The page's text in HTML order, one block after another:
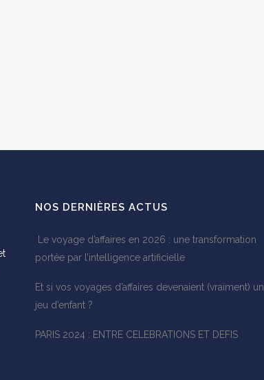
NOS DERNIÈRES ACTUS
Le voyage d’affaires en 2026 : une transformation
portée par l’intelligence artificielle
Et si vos voyages d’affaires devenaient (vraiment) un
jeu d’enfant ?
PARIS 2024 : ENTRE CELEBRATIONS ET DEFIS